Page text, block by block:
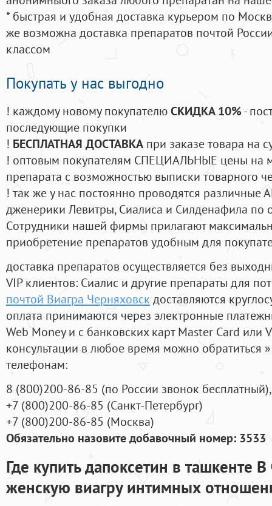
* быстрая и удобная доставка курьером по
же возможна доставка препаратов почтой
классом
Покупать у нас выгодно
! каждому новому покупателюСКИДКА 10%-
последующие покупки
! БЕСПЛАТНАЯ ДОСТАВКА при заказе товара на
! оптовым покупателям СПЕЦИАЛЬНЫЕ цены на
препарата с возможностью выписки товарного
! так же у нас постоянно проводятся
дженерики Левитры, Сиалиса и Силденафила по
Cотрудники нашей фирмы прилагают
приобретение препаратов удобным для
доставка препаратов осуществляется без
VIP клиентов: Сиалис и другие препараты для
почтой Виагра Черняховск доставляются
оплата принимаются через электронные
Web Money и с банковских карт Master Card или
консультации в любое время можно обратиться
телефонам:
8 (800)200-86-85 (по России звонок бесплатный),
+7 (800)200-86-85 (Санкт-Петербург)
+7 (800)200-86-85 (Москва)
Обязательно назовите добавочный номер: 3533
Где купить дапоксетин в ташкенте
женскую виагру интимных